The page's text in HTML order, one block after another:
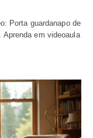
Porta guardanapo de
em videoaula